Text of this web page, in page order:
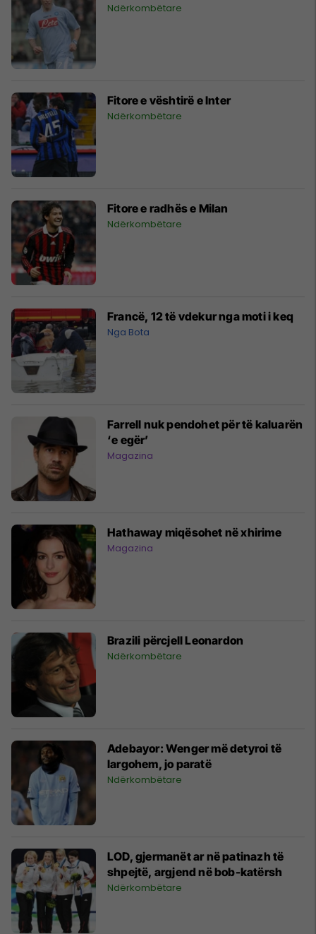
Ndërkombëtare
Fitore e vështirë e Inter
Ndërkombëtare
Fitore e radhës e Milan
Ndërkombëtare
Francë, 12 të vdekur nga moti i keq
Nga Bota
Farrell nuk pendohet për të kaluarën
‘e egër’
Magazina
Hathaway miqësohet në xhirime
Magazina
Brazili përcjell Leonardon
Ndërkombëtare
Adebayor: Wenger më detyroi të
largohem, jo paratë
Ndërkombëtare
LOD, gjermanët ar në patinazh të
shpejtë, argjend në bob-katërsh
Ndërkombëtare